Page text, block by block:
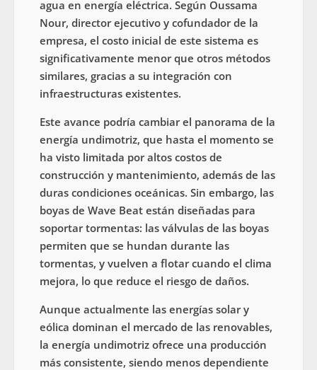
agua en energía eléctrica. Según Oussama
Nour, director ejecutivo y cofundador de la
empresa, el costo inicial de este sistema es
significativamente menor que otros métodos
similares, gracias a su integración con
infraestructuras existentes.
Este avance podría cambiar el panorama de la
energía undimotriz, que hasta el momento se
ha visto limitada por altos costos de
construcción y mantenimiento, además de las
duras condiciones oceánicas. Sin embargo, las
boyas de Wave Beat están diseñadas para
soportar tormentas: las válvulas de las boyas
permiten que se hundan durante las
tormentas, y vuelven a flotar cuando el clima
mejora, lo que reduce el riesgo de daños.
Aunque actualmente las energías solar y
eólica dominan el mercado de las renovables,
la energía undimotriz ofrece una producción
más consistente, siendo menos dependiente